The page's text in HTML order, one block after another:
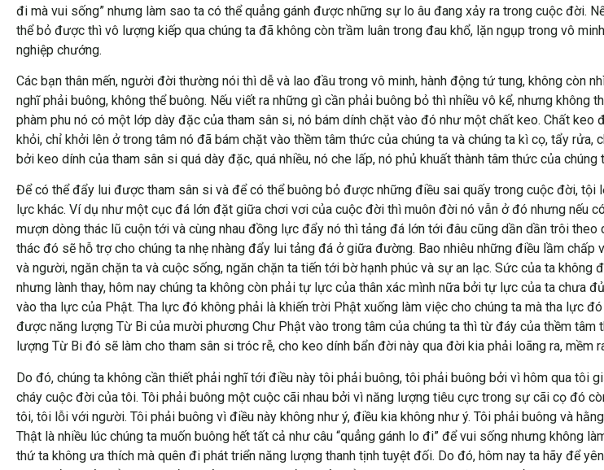
đi mà vui sống” nhưng làm sao ta có thể quẳng gánh được những sự lo âu đang xảy ra trong cuộc đời.
thể bỏ được thì vô lượng kiếp qua chúng ta đã không còn trầm luân trong đau khổ, lặn ngụp trong vô
nghiệp chướng.
Các bạn thân mến, người đời thường nói thì dễ và lao đầu trong vô minh, hành động tứ tung, không còn
nghĩ phải buông, không thể buông. Nếu viết ra những gì cần phải buông bỏ thì nhiều vô kể, nhưng
phàm phu nó có một lớp dày đặc của tham sân si, nó bám dính chặt vào đó như một chất keo. Chất
khỏi, chỉ khởi lên ở trong tâm nó đã bám chặt vào thềm tâm thức của chúng ta và chúng ta kì cọ, tẩy
bởi keo dính của tham sân si quá dày đặc, quá nhiều, nó che lấp, nó phủ khuất thành tâm thức của chúng
Để có thể đẩy lui được tham sân si và để có thể buông bỏ được những điều sai quấy trong cuộc đời,
lực khác. Ví dụ như một cục đá lớn đặt giữa chơi vơi của cuộc đời thì muôn đời nó vẫn ở đó nhưng nếu
mượn dòng thác lũ cuộn tới và cùng nhau đồng lực đẩy nó thì tảng đá lớn tới đâu cũng dần dần trôi
thác đó sẽ hỗ trợ cho chúng ta nhẹ nhàng đẩy lui tảng đá ở giữa đường. Bao nhiêu những điều lầm
và người, ngăn chặn ta và cuộc sống, ngăn chặn ta tiến tới bờ hạnh phúc và sự an lạc. Sức của ta
nhưng lành thay, hôm nay chúng ta không còn phải tự lực của thân xác mình nữa bởi tự lực của ta chưa
vào tha lực của Phật. Tha lực đó không phải là khiến trời Phật xuống làm việc cho chúng ta mà tha lực
được năng lượng Từ Bi của mười phương Chư Phật vào trong tâm của chúng ta thì từ đáy của thềm
lượng Từ Bi đó sẽ làm cho tham sân si tróc rễ, cho keo dính bẩn đời này qua đời kia phải loãng ra,
Do đó, chúng ta không cần thiết phải nghĩ tới điều này tôi phải buông, tôi phải buông bởi vì hôm qua tôi
cháy cuộc đời của tôi. Tôi phải buông một cuộc cãi nhau bởi vì năng lượng tiêu cực trong sự cãi cọ đó
tôi, tôi lỗi với người. Tôi phải buông vì điều này không như ý, điều kia không như ý. Tôi phải buông và
Thật là nhiều lúc chúng ta muốn buông hết tất cả như câu “quẳng gánh lo đi” để vui sống nhưng không
thứ ta không ưa thích mà quên đi phát triển năng lượng thanh tịnh tuyệt đối. Do đó, hôm nay ta hãy để